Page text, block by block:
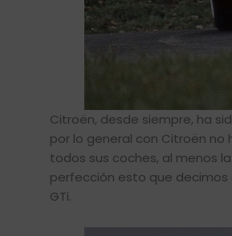
Citroën, desde siempre, ha
por lo general con Citroën
todos sus coches, al menos
perfección esto que decimos
GTi.